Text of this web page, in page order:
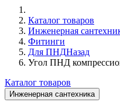
Каталог товаров
Инженерная
Фитинги
Для ПНДНазад
Угол ПНД
Каталог товаров
Инженерная сантехника